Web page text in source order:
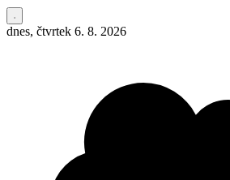
dnes, čtvrtek 6. 8. 2026